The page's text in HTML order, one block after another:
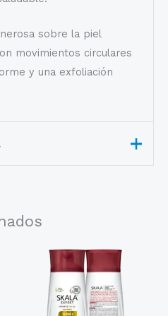
sobre la piel
movimientos circulares
y una exfoliación
cera microcristalina
agua (Aqua), ácido sórbico, talco,
aceite de semilla de pistacho
(Pistacia Vera), ácido ascórbico,
manteca de semilla de
Grandiflorum, aceite de semilla